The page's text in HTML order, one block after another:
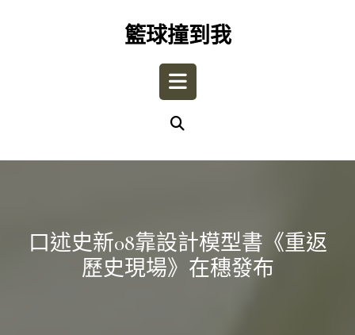
籃球撞到我
Open
口述史新08靠設計模型書《重返
歷史現場》在穗發布